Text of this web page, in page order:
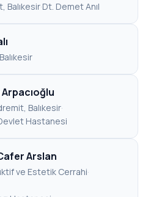
Balıkesir·Dt. Demet Anıl
Balıkesir·
Hastanesi
Arslan
ve Estetik Cerrahi·